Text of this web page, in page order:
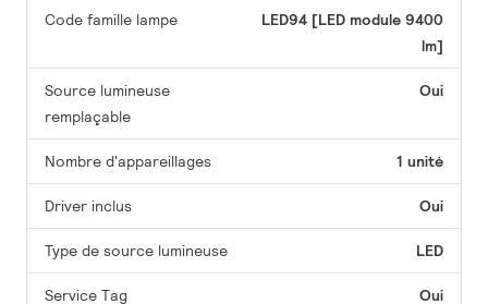
Code famille lampe
LED94 [LED module 9400
lm]
Source lumineuse
remplaçable
Oui
Nombre d'appareillages 1 unité
Driver inclus Oui
Type de source lumineuse LED
Service Tag Oui